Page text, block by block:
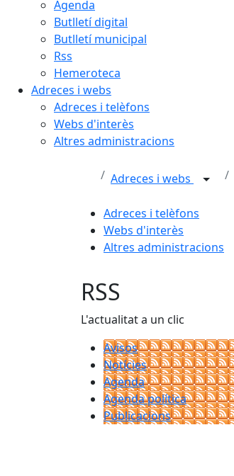
Agenda
Butlletí digital
Butlletí municipal
Rss
Hemeroteca
Adreces i webs
Adreces i telèfons
Webs d'interès
Altres administracions
Adreces i webs
Adreces i telèfons
Webs d'interès
Altres administracions
RSS
L'actualitat a un clic
Avisos
Notícies
Agenda
Agenda política
Publicacions